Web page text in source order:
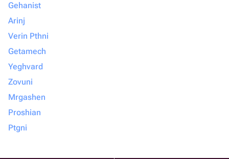
Gehanist
Arinj
Verin Pthni
Getamech
Yeghvard
Zovuni
Mrgashen
Proshian
Ptgni